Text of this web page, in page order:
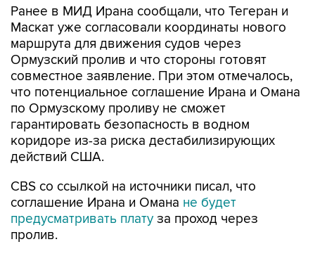
Ранее в МИД Ирана сообщали, что Тегеран и
Маскат уже согласовали координаты нового
маршрута для движения судов через
Ормузский пролив и что стороны готовят
совместное заявление. При этом отмечалось,
что потенциальное соглашение Ирана и Омана
по Ормузскому проливу не сможет
гарантировать безопасность в водном
коридоре из-за риска дестабилизирующих
действий США.
CBS со ссылкой на источники писал, что
соглашение Ирана и Омана не будет
предусматривать плату за проход через
пролив.